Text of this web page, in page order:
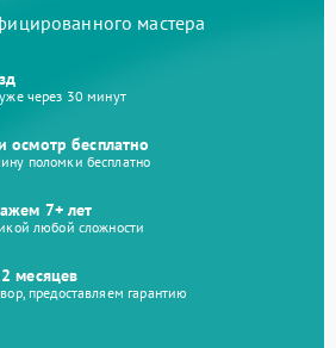
мастера
через 30 минут
осмотр бесплатно
поломки бесплатно
7+ лет
любой сложности
месяцев
предоставляем гарантию